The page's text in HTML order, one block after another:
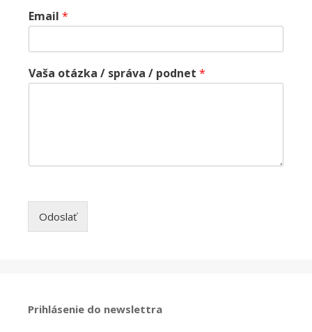
Email *
Vaša otázka / správa / podnet *
Odoslať
Prihlásenie do newslettra